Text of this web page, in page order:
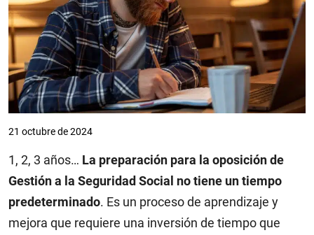
21 octubre de 2024
1, 2, 3 años… La preparación para la oposición de
Gestión a la Seguridad Social no tiene un tiempo
predeterminado. Es un proceso de aprendizaje y
mejora que requiere una inversión de tiempo que